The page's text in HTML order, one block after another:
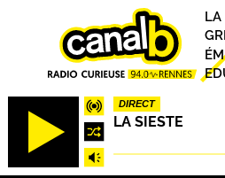
DIRECT
LA SIESTE
LA